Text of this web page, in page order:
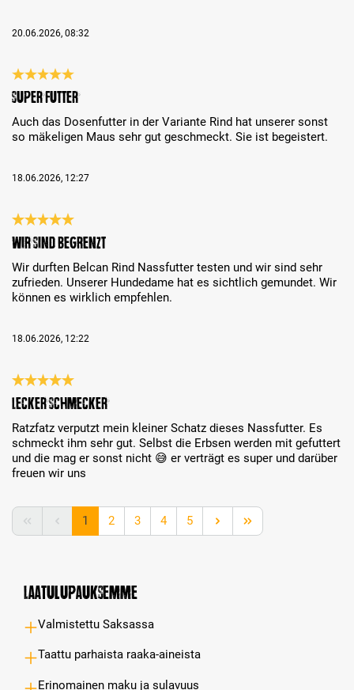
20.06.2026, 08:32
Review with rating of 5 out of 5 stars
Super Futter
Auch das Dosenfutter in der Variante Rind hat unserer sonst
so mäkeligen Maus sehr gut geschmeckt. Sie ist begeistert.
18.06.2026, 12:27
Review with rating of 5 out of 5 stars
Wir sind begrenzt
Wir durften Belcan Rind Nassfutter testen und wir sind sehr
zufrieden. Unserer Hundedame hat es sichtlich gemundet. Wir
können es wirklich empfehlen.
18.06.2026, 12:22
Review with rating of 5 out of 5 stars
Lecker schmecker
Ratzfatz verputzt mein kleiner Schatz dieses Nassfutter. Es
schmeckt ihm sehr gut. Selbst die Erbsen werden mit gefuttert
und die mag er sonst nicht 😅 er verträgt es super und darüber
freuen wir uns
Page
1 Page
2 Page
3 Page
4 Page
5
Laatulupauksemme
Valmistettu Saksassa
Taattu parhaista raaka-aineista
Erinomainen maku ja sulavuus